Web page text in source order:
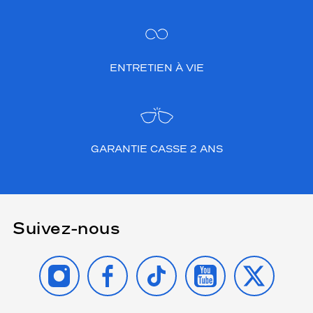
ENTRETIEN À VIE
GARANTIE CASSE 2 ANS
Suivez-nous
INSTAGRAMFACEBOOK
TIKTOK YOUTUBE
X